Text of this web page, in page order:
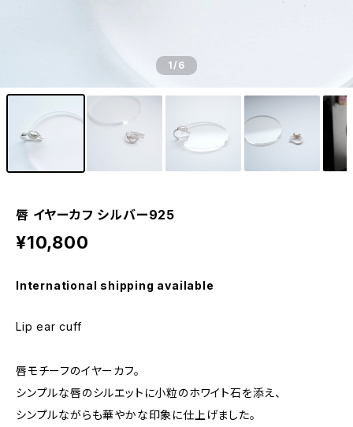
1/6
唇 イヤーカフ シルバー925
¥10,800
International shipping available
Lip ear cuff
唇モチーフのイヤーカフ。
シンプルな唇のシルエットに小粒のホワイト石を添え、
シンプルながらも華やかな印象に仕上げました。